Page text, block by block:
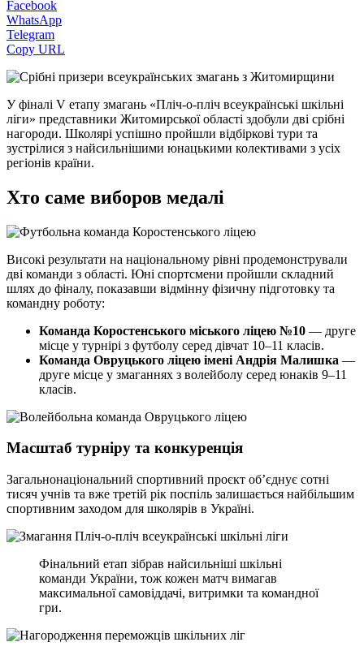
Facebook
WhatsApp
Telegram
Copy URL
У фіналі V етапу змагань «Пліч-о-пліч всеукраїнські шкільні
ліги» представники Житомирської області здобули дві срібні
нагороди. Школярі успішно пройшли відбіркові тури та
зустрілися з найсильнішими юнацькими колективами з усіх
регіонів країни.
Хто саме виборов медалі
Високі результати на національному рівні продемонстрували
дві команди з області. Юні спортсмени пройшли складний
шлях до фіналу, показавши відмінну фізичну підготовку та
командну роботу:
Команда Коростенського міського ліцею №10 — друге
місце у турнірі з футболу серед дівчат 10–11 класів.
Команда Овруцького ліцею імені Андрія Малишка —
друге місце у змаганнях з волейболу серед юнаків 9–11
класів.
Масштаб турніру та конкуренція
Загальнонаціональний спортивний проєкт об’єднує сотні
тисяч учнів та вже третій рік поспіль залишається найбільшим
спортивним заходом для школярів в Україні.
Фінальний етап зібрав найсильніші шкільні
команди України, тож кожен матч вимагав
максимальної самовіддачі, витримки та командної
гри.